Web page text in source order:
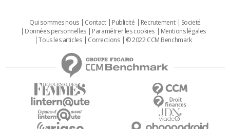
Qui sommes nous Contact Publicité Recrutement
Societé
Données personnelles
Paramétrer les cookies
Mentions légales
Tous les articles
Corrections © 2022 CCM Benchmark